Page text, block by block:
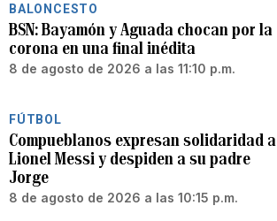
BALONCESTO
BSN: Bayamón y Aguada chocan por la
corona en una final inédita
8 de agosto de 2026 a las 11:10 p.m.
FÚTBOL
Compueblanos expresan solidaridad a
Lionel Messi y despiden a su padre
Jorge
8 de agosto de 2026 a las 10:15 p.m.